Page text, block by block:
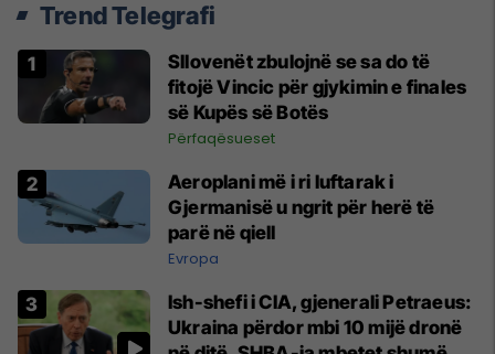
Trend Telegrafi
Sllovenët zbulojnë se sa do të
fitojë Vincic për gjykimin e finales
së Kupës së Botës
Përfaqësueset
Aeroplani më i ri luftarak i
Gjermanisë u ngrit për herë të
parë në qiell
Evropa
Ish-shefi i CIA, gjenerali Petraeus:
Ukraina përdor mbi 10 mijë dronë